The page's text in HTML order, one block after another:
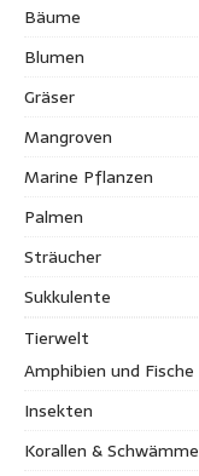
Bäume
Blumen
Gräser
Mangroven
Marine Pflanzen
Palmen
Sträucher
Sukkulente
Tierwelt
Amphibien und Fische
Insekten
Korallen & Schwämme